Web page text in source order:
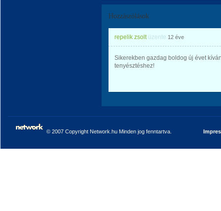
Hozzászólások
repelik zsoltüzente 12 éve
Sikerekben gazdag boldog új évet
tenyésztéshez!
© 2007 Copyright Network.hu Minden jog fenntartva.